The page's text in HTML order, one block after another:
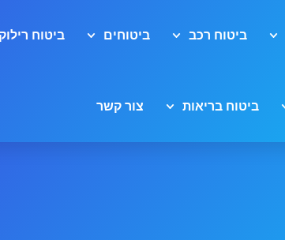
ביטוח רכב ביטוחים ביטוח
ביטוח בריאות צור קשר